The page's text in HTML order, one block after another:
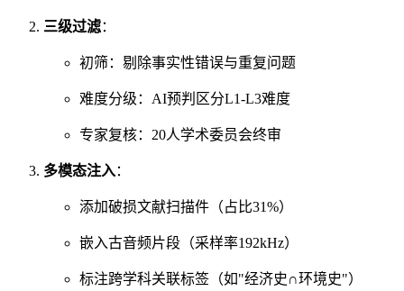
三级过滤：
初筛：剔除事实性错误与重复问题
难度分级：AI预判区分L1-L3难度
专家复核：20人学术委员会终审
多模态注入：
添加破损文献扫描件（占比31%）
嵌入古音频片段（采样率192kHz）
标注跨学科关联标签（如"经济史∩环境史"）